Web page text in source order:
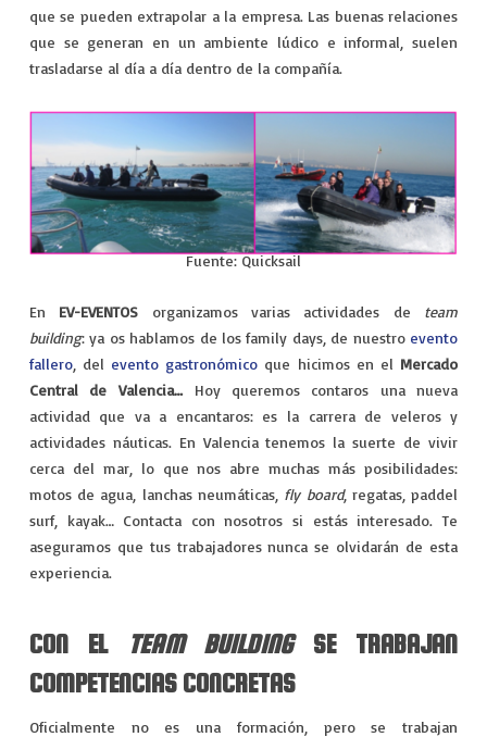
que se pueden extrapolar a la empresa. Las buenas relaciones
que se generan en un ambiente lúdico e informal, suelen
trasladarse al día a día dentro de la compañía.
Fuente: Quicksail
En EV-EVENTOS organizamos varias actividades de team
building: ya os hablamos de los family days, de nuestro evento
fallero, del evento gastronómico que hicimos en el Mercado
Central de Valencia… Hoy queremos contaros una nueva
actividad que va a encantaros: es la carrera de veleros y
actividades náuticas. En Valencia tenemos la suerte de vivir
cerca del mar, lo que nos abre muchas más posibilidades:
motos de agua, lanchas neumáticas, fly board, regatas, paddel
surf, kayak… Contacta con nosotros si estás interesado. Te
aseguramos que tus trabajadores nunca se olvidarán de esta
experiencia.
CON EL TEAM BUILDINGSE TRABAJAN
COMPETENCIAS CONCRETAS
Oficialmente no es una formación, pero se trabajan